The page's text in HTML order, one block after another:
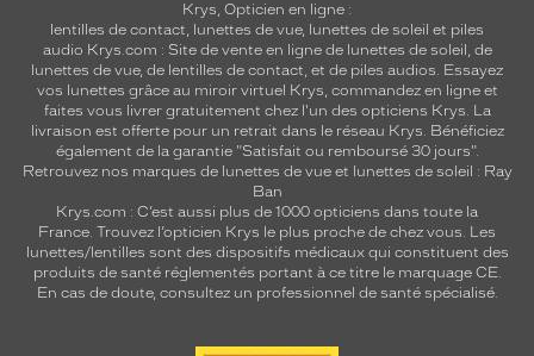
Krys, Opticien en ligne :
lentilles de contact, lunettes de vue, lunettes de soleil et piles
audio Krys.com : Site de vente en ligne de lunettes de soleil, de
lunettes de vue, de lentilles de contact, et de piles audios. Essayez
vos lunettes grâce au miroir virtuel Krys, commandez en ligne et
faites vous livrer gratuitement chez l'un des opticiens Krys. La
livraison est offerte pour un retrait dans le réseau Krys. Bénéficiez
également de la garantie "Satisfait ou remboursé 30 jours".
Retrouvez nos marques de lunettes de vue et lunettes de soleil : Ray
Ban
Krys.com : C’est aussi plus de 1000 opticiens dans toute la
France. Trouvez l’opticien Krys le plus proche de chez vous. Les
lunettes/lentilles sont des dispositifs médicaux qui constituent des
produits de santé réglementés portant à ce titre le marquage CE.
En cas de doute, consultez un professionnel de santé spécialisé.